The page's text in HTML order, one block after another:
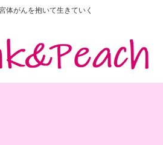
体がんを抱いて生きていく